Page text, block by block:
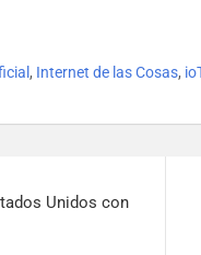
, Internet de las Cosas,
Unidos con